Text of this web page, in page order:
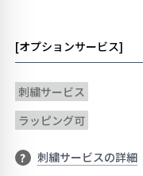
[オプションサービス]
刺繍サービス
ラッピング可
? 刺繍サービスの詳細